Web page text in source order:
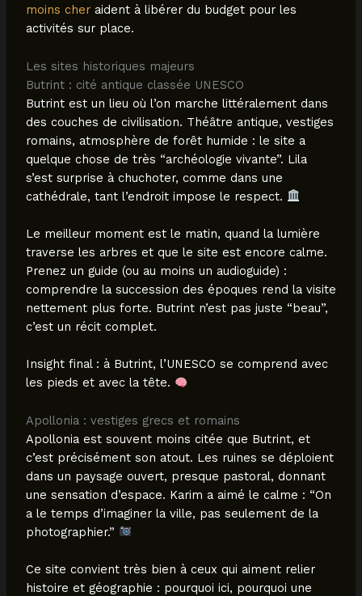
moins cheraident à libérer du budget pour les
activités sur place.
Les sites historiques majeurs
Butrint : cité antique classée UNESCO
Butrint est un lieu où l’on marche littéralement dans
des couches de civilisation. Théâtre antique, vestiges
romains, atmosphère de forêt humide : le site a
quelque chose de très “archéologie vivante”. Lila
s’est surprise à chuchoter, comme dans une
cathédrale, tant l’endroit impose le respect.
Le meilleur moment est le matin, quand la lumière
traverse les arbres et que le site est encore calme.
Prenez un guide (ou au moins un audioguide) :
comprendre la succession des époques rend la visite
nettement plus forte. Butrint n’est pas juste “beau”,
c’est un récit complet.
Insight final : à Butrint, l’UNESCO se comprend avec
les pieds et avec la tête.
Apollonia : vestiges grecs et romains
Apollonia est souvent moins citée que Butrint, et
c’est précisément son atout. Les ruines se déploient
dans un paysage ouvert, presque pastoral, donnant
une sensation d’espace. Karim a aimé le calme : “On
a le temps d’imaginer la ville, pas seulement de la
photographier.”
Ce site convient très bien à ceux qui aiment relier
histoire et géographie : pourquoi ici, pourquoi une